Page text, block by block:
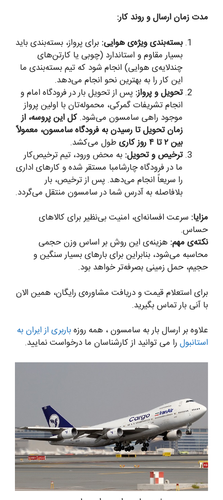
مدت زمان ارسال و روند کار:
بسته‌بندی ویژه‌ی هوایی: برای پرواز، بسته‌بندی باید
بسیار مقاوم و استاندارد (چوبی یا کارتن‌های
چندلایه‌ی هوایی) انجام شود که تیم بسته‌بندی ما
این کار را به بهترین نحو انجام می‌دهد.
تحویل و پرواز: پس از تحویل بار در فرودگاه امام و
انجام تشریفات گمرکی، محموله‌تان با اولین پرواز
موجود راهی سامسون می‌شود. کل این پروسه، از
زمان تحویل تا رسیدن به فرودگاه سامسون، معمولاً
بین ۲ تا ۴ روز کاری
طول می‌کشد.
ترخیص و تحویل: به محض ورود، تیم ترخیص‌کار
ما در فرودگاه چارشامبا مستقر شده و کارهای اداری
را سریعاً انجام می‌دهد. پس از ترخیص، بار
بلافاصله به آدرس شما در سامسون منتقل می‌گردد.
مزایا: سرعت افسانه‌ای، امنیت بی‌نظیر برای کالاهای
حساس.
نکته‌ی مهم: هزینه‌ی این روش بر اساس وزن حجمی
محاسبه می‌شود، بنابراین برای بارهای بسیار سنگین و
حجیم، حمل زمینی بصرفه‌تر خواهد بود.
برای استعلام قیمت و دریافت مشاوره‌ی رایگان، همین الان
با آنی بار تماس بگیرید.
علاوه بر ارسال بار به سامسون ، همه روزهباربری از ایران به
استانبول را می توانید از کارشناسان ما درخواست نمایید.